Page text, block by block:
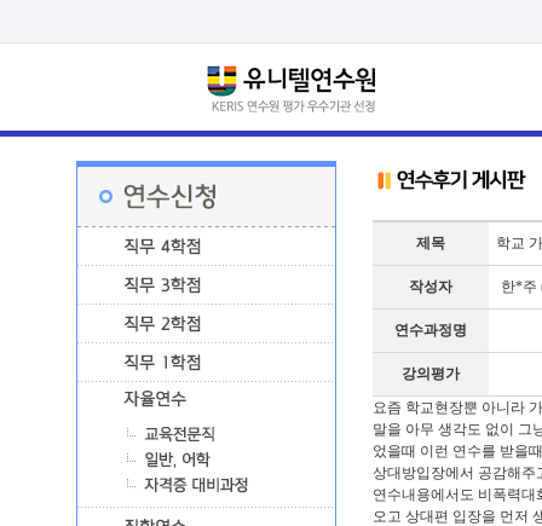
제목 학교
작성자 한*주
연수과정명
강의평가
요즘 학교현장뿐 아니라
말을 아무 생각도 없이 그
었을때 이런 연수를 받을
상대방입장에서 공감해주
연수내용에서도 비폭력
오고 상대편 입장을 먼저